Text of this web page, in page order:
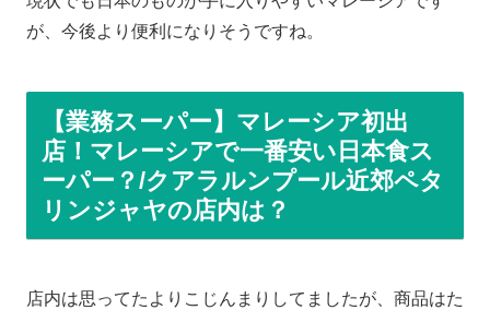
が、今後より便利になりそうですね。
【業務スーパー】マレーシア初出
店！マレーシアで一番安い日本食ス
ーパー？/クアラルンプール近郊ペタ
リンジャヤの店内は？
店内は思ってたよりこじんまりしてましたが、商品はた